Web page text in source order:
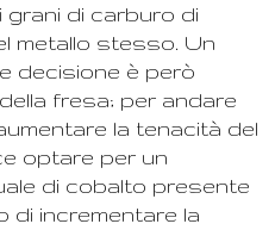
grani di carburo di
metallo stesso. Un
decisione è però
fresa; per andare
la tenacità del
optare per un
di cobalto presente
di incrementare la